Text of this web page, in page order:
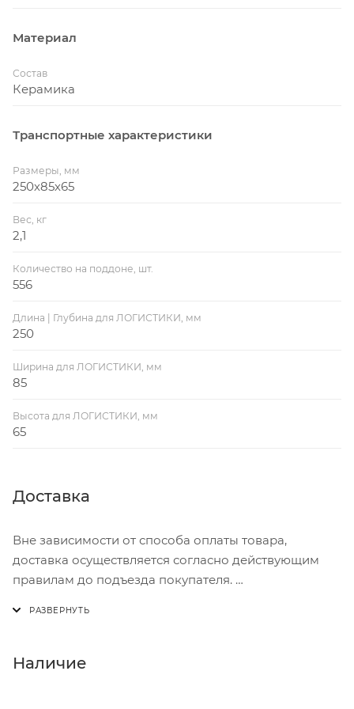
Материал
Состав
Керамика
Транспортные характеристики
Размеры, мм
250х85х65
Вес, кг
2,1
Количество на поддоне, шт.
556
Длина | Глубина для ЛОГИСТИКИ, мм
250
Ширина для ЛОГИСТИКИ, мм
85
Высота для ЛОГИСТИКИ, мм
65
Доставка
Вне зависимости от способа оплаты товара,
доставка осуществляется согласно действующим
правилам до подъезда покупателя.
В субботу с 8:00 до 15:00
Наличие